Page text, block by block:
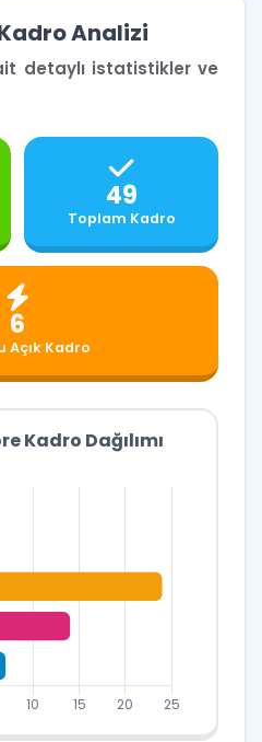
Analizi
detaylı istatistikler ve
49
Toplam Kadro
6
Açık Kadro
Kadro Dağılımı